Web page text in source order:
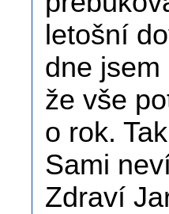
letošní
dne
že vše
o rok.
Sami
Zdraví